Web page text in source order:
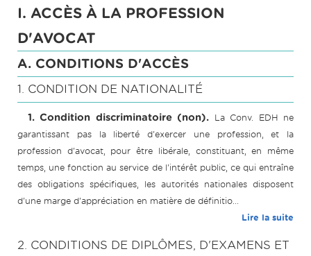
I. ACCÈS À LA PROFESSION
D'AVOCAT
A. CONDITIONS D'ACCÈS
1. CONDITION DE NATIONALITÉ
1. Condition discriminatoire (non). La Conv. EDH ne
garantissant pas la liberté d'exercer une profession, et la
profession d'avocat, pour être libérale, constituant, en même
temps, une fonction au service de l'intérêt public, ce qui entraîne
des obligations spécifiques, les autorités nationales disposent
d'une marge d'appréciation en matière de définitio...
Lire la suite
2. CONDITIONS DE DIPLÔMES, D'EXAMENS ET